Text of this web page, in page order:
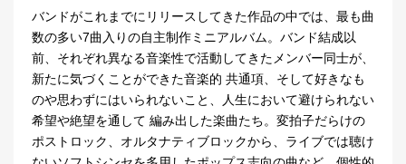
バンドがこれまでにリリースしてきた作品の中では、最も曲
数の多い7曲入りの自主制作ミニアルバム。バンド結成以
前、それぞれ異なる音楽性で活動してきたメンバー同士が、
新たに気づくことができた音楽的 共通項、そして好きなも
のや思わずにはいられないこと、人生において避けられない
希望や絶望を通して 編み出した楽曲たち。変拍子だらけの
ポストロック、オルタナティブロックから、ライブでは聴け